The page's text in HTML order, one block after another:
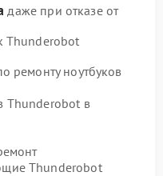
даже при отказе от
Thunderobot
ремонту ноутбуков
Thunderobot в
Thunderobot